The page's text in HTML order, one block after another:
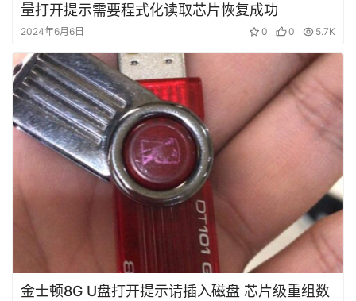
量打开提示需要程式化读取芯片恢复成功
2024年6月6日 0 0 5.7K
金士顿8G U盘打开提示请插入磁盘 芯片级重组数